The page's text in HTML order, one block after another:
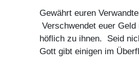
Gewährt euren
Verschwendet euer
höflich zu ihnen. Seid
Gott gibt einigen im